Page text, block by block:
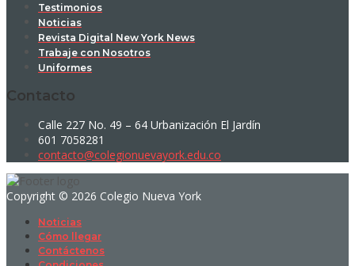
Testimonios
Noticias
Revista Digital New York News
Trabaje con Nosotros
Uniformes
Contacto
Calle 227 No. 49 – 64 Urbanización El Jardín
601 7058281
contacto@colegionuevayork.edu.co
Copyright © 2026 Colegio Nueva York
Noticias
Cómo llegar
Contáctenos